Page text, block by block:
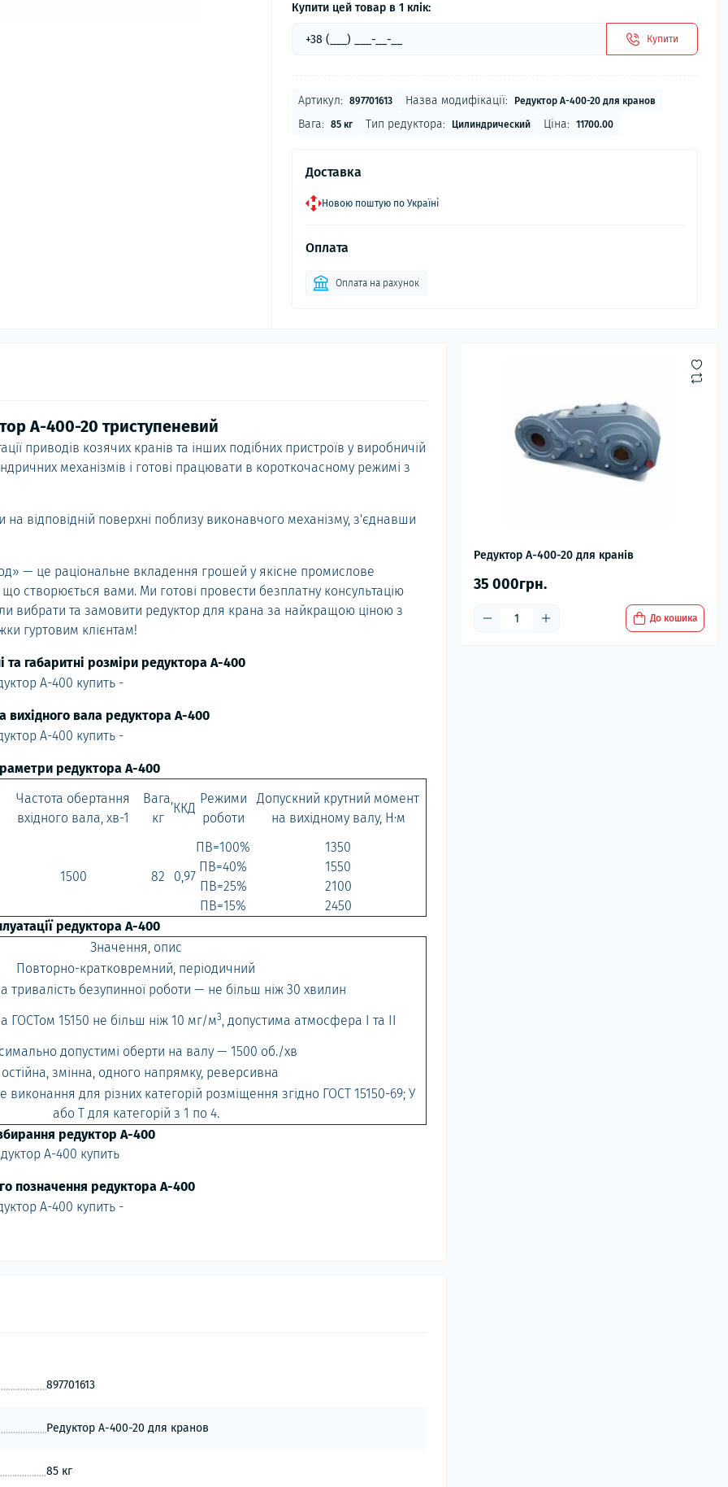
Купити цей товар в 1 клік:
Купити
Артикул: 897701613 Назва модифікації: Редуктор А-400-20 для кранов
Вага: 85 кг Тип редуктора: Цилиндрический Ціна: 11700.00
Доставка
Новою поштую по Україні
Оплата
Оплата на рахунок
Редуктор А-400-20 для кранів
35 000грн.
До кошика
А-400-20 триступеневий
приводів козячих кранів та інших подібних пристроїв у виробничій
механізмів і готові працювати в короткочасному режимі з
відповідній поверхні поблизу виконавчого механізму, з'єднавши
— це раціональне вкладення грошей у якісне промислове
створюється вами. Ми готові провести безплатну консультацію
вибрати та замовити редуктор для крана за найкращою ціною з
гуртовим клієнтам!
та габаритні розміри редуктора А-400
вихідного вала редуктора А-400
редуктора А-400
Частота обертання
вхідного вала, хв-1
Вага,
кг
ККД
Режими
роботи
Допускний крутний момент
на вихідному валу, Н·м
1500 82 0,97
ПВ=100%
1350
ПВ=40%
1550
ПВ=25%
2100
ПВ=15%
2450
редуктора А-400
Значення, опис
Повторно-кратковремний, періодичний
тривалість безупинної роботи — не більш ніж 30 хвилин
ГОСТом 15150 не більш ніж 10 мг/м3
, допустима атмосфера I та II
допустимі оберти на валу — 1500 об./хв
змінна, одного напрямку, реверсивна
виконання для різних категорій розміщення згідно ГОСТ 15150-69; У
або Т для категорій з 1 по 4.
редуктор А-400
позначення редуктора А-400
897701613
Редуктор А-400-20 для кранов
85 кг